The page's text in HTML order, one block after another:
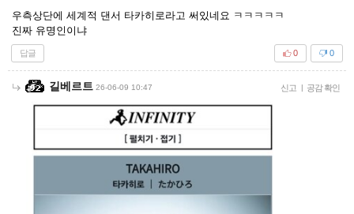
우측상단에 세계적 댄서 타카히로라고 써있네요 ㅋㅋㅋㅋㅋ
진짜 유명인이냐
답글 0
0
길베르트 26-06-09 10:47 신고 | 공감 확인